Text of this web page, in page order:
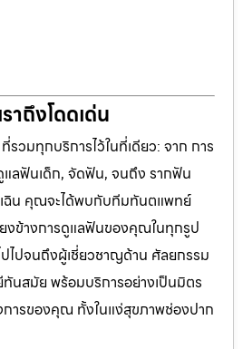
าถึงโดดเด่น
วมทุกบริการไว้ในที่เดียว: จาก การ
ลฟันเด็ก, จัดฟัน, จนถึง รากฟัน
ฉิน คุณจะได้พบกับทีมทันตแพทย์
งข้างการดูแลฟันของคุณในทุกรูป
ไปจนถึงผู้เชี่ยวชาญด้าน ศัลยกรรม
ทันสมัย พร้อมบริการอย่างเป็นมิตร
งการของคุณ ทั้งในแง่สุขภาพช่องปาก